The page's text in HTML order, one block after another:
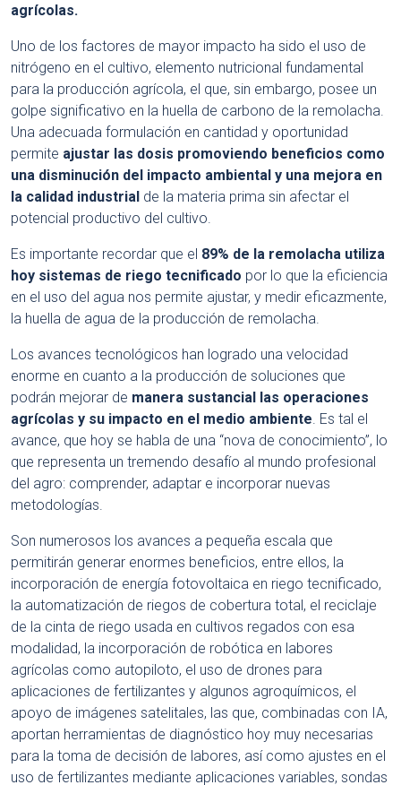
agrícolas.
Uno de los factores de mayor impacto ha sido el uso de
nitrógeno en el cultivo, elemento nutricional fundamental
para la producción agrícola, el que, sin embargo, posee un
golpe significativo en la huella de carbono de la remolacha.
Una adecuada formulación en cantidad y oportunidad
permite ajustar las dosis promoviendo beneficios como
una disminución del impacto ambiental y una mejora en
la calidad industrial de la materia prima sin afectar el
potencial productivo del cultivo.
Es importante recordar que el 89% de la remolacha utiliza
hoy sistemas de riego tecnificado por lo que la eficiencia
en el uso del agua nos permite ajustar, y medir eficazmente,
la huella de agua de la producción de remolacha.
Los avances tecnológicos han logrado una velocidad
enorme en cuanto a la producción de soluciones que
podrán mejorar de manera sustancial las operaciones
agrícolas y su impacto en el medio ambiente. Es tal el
avance, que hoy se habla de una “nova de conocimiento”, lo
que representa un tremendo desafío al mundo profesional
del agro: comprender, adaptar e incorporar nuevas
metodologías.
Son numerosos los avances a pequeña escala que
permitirán generar enormes beneficios, entre ellos, la
incorporación de energía fotovoltaica en riego tecnificado,
la automatización de riegos de cobertura total, el reciclaje
de la cinta de riego usada en cultivos regados con esa
modalidad, la incorporación de robótica en labores
agrícolas como autopiloto, el uso de drones para
aplicaciones de fertilizantes y algunos agroquímicos, el
apoyo de imágenes satelitales, las que, combinadas con IA,
aportan herramientas de diagnóstico hoy muy necesarias
para la toma de decisión de labores, así como ajustes en el
uso de fertilizantes mediante aplicaciones variables, sondas